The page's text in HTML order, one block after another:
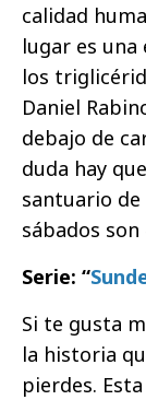
calidad
lugar es una
los
Daniel
debajo de
duda hay
santuario de
sábados
Serie: “
Si te gusta
la historia
pierdes.